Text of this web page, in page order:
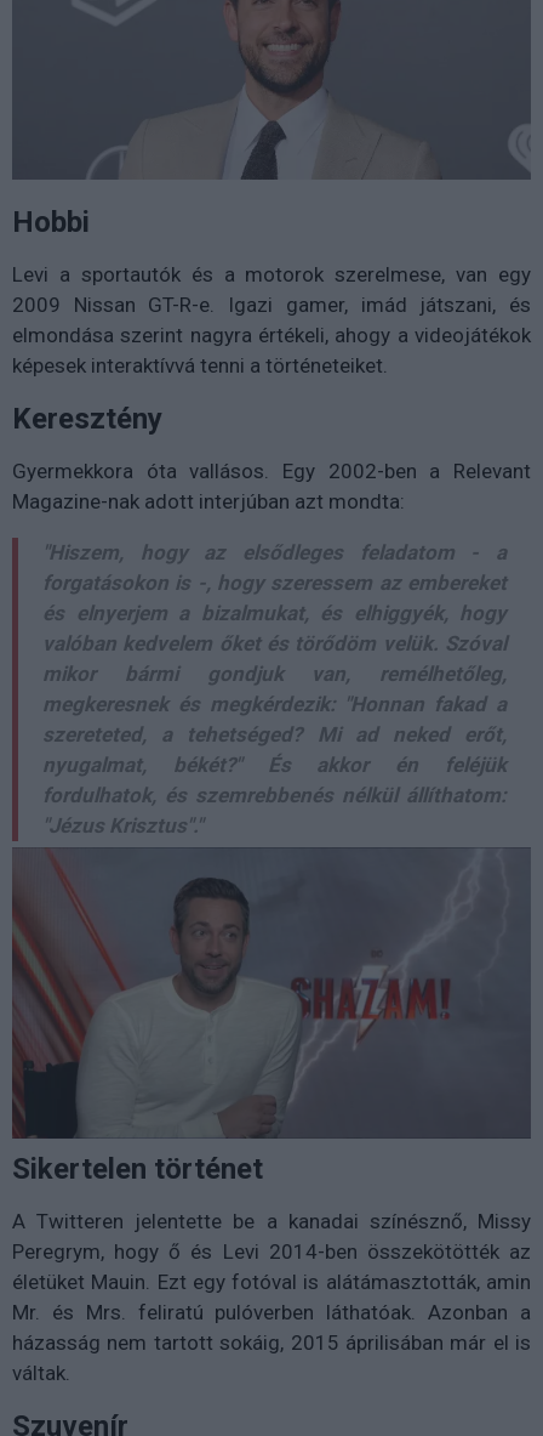
Hobbi
Levi a sportautók és a motorok szerelmese, van egy
2009 Nissan GT-R-e. Igazi gamer, imád játszani, és
elmondása szerint nagyra értékeli, ahogy a videojátékok
képesek interaktívvá tenni a történeteiket.
Keresztény
Gyermekkora óta vallásos. Egy 2002-ben a Relevant
Magazine-nak adott interjúban azt mondta:
"Hiszem, hogy az elsődleges feladatom - a
forgatásokon is -, hogy szeressem az embereket
és elnyerjem a bizalmukat, és elhiggyék, hogy
valóban kedvelem őket és törődöm velük. Szóval
mikor bármi gondjuk van, remélhetőleg,
megkeresnek és megkérdezik: "Honnan fakad a
szereteted, a tehetséged? Mi ad neked erőt,
nyugalmat, békét?" És akkor én feléjük
fordulhatok, és szemrebbenés nélkül állíthatom:
"Jézus Krisztus"."
Sikertelen történet
A Twitteren jelentette be a kanadai színésznő, Missy
Peregrym, hogy ő és Levi 2014-ben összekötötték az
életüket Mauin. Ezt egy fotóval is alátámasztották, amin
Mr. és Mrs. feliratú pulóverben láthatóak. Azonban a
házasság nem tartott sokáig, 2015 áprilisában már el is
váltak.
Szuvenír